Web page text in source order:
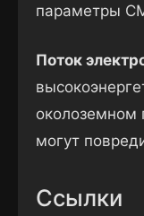
параметры
Поток
околоземном
могут
Ссылки